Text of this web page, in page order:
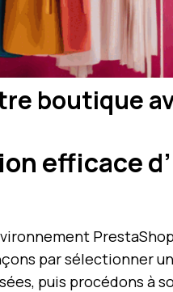
boutique
efficace
par sélectionner
puis procédons à